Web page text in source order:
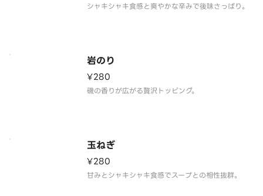
シャキシャキ食感と爽やかな辛みで後味さっぱり。
岩のり
¥280
磯の香りが広がる贅沢トッピング。
玉ねぎ
¥280
甘みとシャキシャキ食感でスープとの相性抜群。